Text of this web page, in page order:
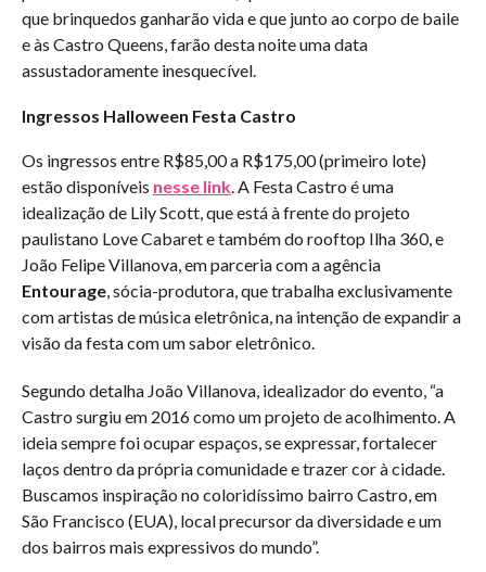
que brinquedos ganharão vida e que junto ao corpo de baile
e às Castro Queens, farão desta noite uma data
assustadoramente inesquecível.
Ingressos Halloween Festa Castro
Os ingressos entre R$85,00 a R$175,00 (primeiro lote)
estão disponíveis nesse link . A Festa Castro é uma
idealização de Lily Scott, que está à frente do projeto
paulistano Love Cabaret e também do rooftop Ilha 360, e
João Felipe Villanova, em parceria com a agência
Entourage , sócia-produtora, que trabalha exclusivamente
com artistas de música eletrônica, na intenção de expandir a
visão da festa com um sabor eletrônico.
Segundo detalha João Villanova, idealizador do evento, “a
Castro surgiu em 2016 como um projeto de acolhimento. A
ideia sempre foi ocupar espaços, se expressar, fortalecer
laços dentro da própria comunidade e trazer cor à cidade.
Buscamos inspiração no coloridíssimo bairro Castro, em
São Francisco (EUA), local precursor da diversidade e um
dos bairros mais expressivos do mundo”.